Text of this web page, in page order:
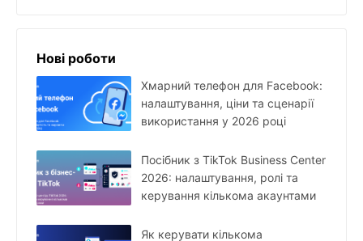
Нові роботи
Хмарний телефон для Facebook:
налаштування, ціни та сценарії
використання у 2026 році
Посібник з TikTok Business Center
2026: налаштування, ролі та
керування кількома акаунтами
Як керувати кількома